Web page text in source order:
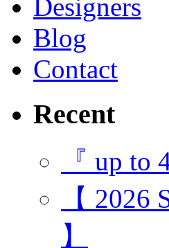
Designers
Blog
Contact
Recent
『 up to
【
】